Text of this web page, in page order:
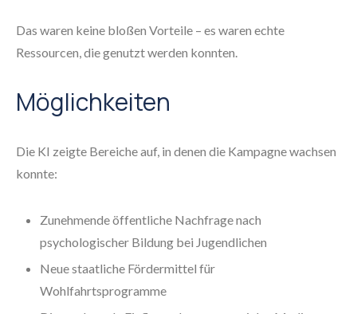
Das waren keine bloßen Vorteile – es waren echte
Ressourcen, die genutzt werden konnten.
Möglichkeiten
Die KI zeigte Bereiche auf, in denen die Kampagne wachsen
konnte:
Zunehmende öffentliche Nachfrage nach
psychologischer Bildung bei Jugendlichen
Neue staatliche Fördermittel für
Wohlfahrtsprogramme